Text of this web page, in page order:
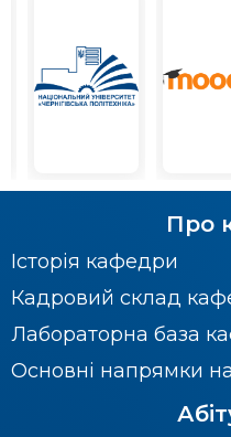
Про
Історія кафедри
Кадровий склад
Лабораторна база
Основні напрямки